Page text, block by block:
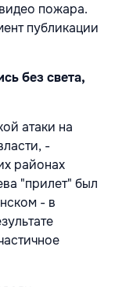
пожара.
публикации
без света,
атаки на
-
районах
"прилет" был
- в